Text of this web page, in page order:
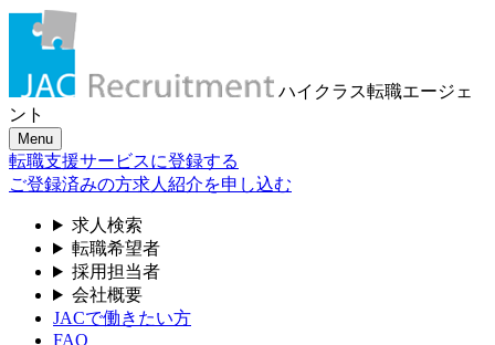
ハイクラス転職エージェ
ント
Menu
転職支援サービスに登録する
ご登録済みの方求人紹介を申し込む
求人検索
転職希望者
採用担当者
会社概要
JACで働きたい方
FAQ